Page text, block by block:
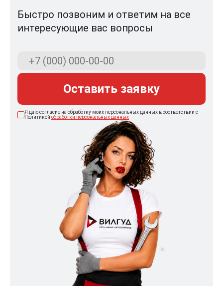
Быстро позвоним и ответим на все
интересующие вас вопросы
Оставить заявку
Я даю согласие на обработку моих персональных данных в соответствии с
Политикой обработки персональных данных